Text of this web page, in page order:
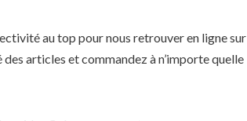
au top pour nous retrouver en ligne sur
articles et commandez à n’importe quelle